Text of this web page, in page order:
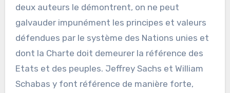
deux auteurs le démontrent, on ne peut
galvauder impunément les principes et valeurs
défendues par le système des Nations unies et
dont la Charte doit demeurer la référence des
Etats et des peuples. Jeffrey Sachs et William
Schabas y font référence de manière forte,